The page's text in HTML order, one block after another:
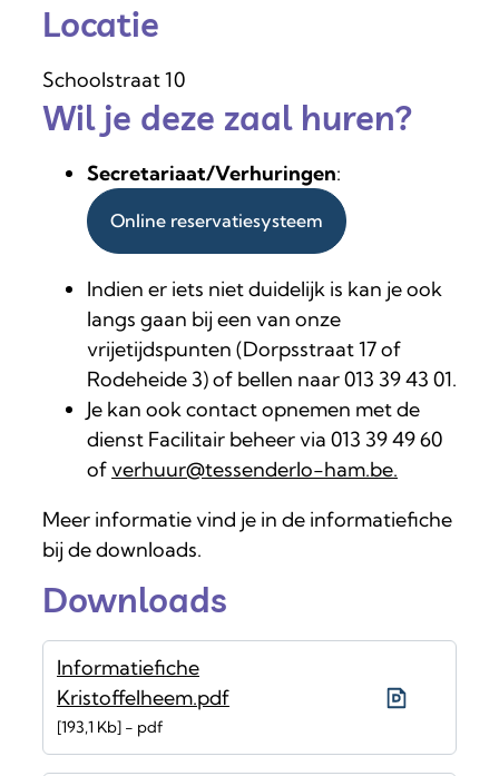
Locatie
Schoolstraat 10
Wil je deze zaal huren?
Secretariaat/Verhuringen:
Online reservatiesysteem
Indien er iets niet duidelijk is kan je ook
langs gaan bij een van onze
vrijetijdspunten (Dorpsstraat 17 of
Rodeheide 3) of bellen naar 013 39 43 01.
Je kan ook contact opnemen met de
dienst Facilitair beheer via 013 39 49 60
ofverhuur@tessenderlo-ham.be.
Meer informatie vind je in de informatiefiche
bij de downloads.
Downloads
Informatiefiche
Kristoffelheem.pdf
193,1 Kb pdf